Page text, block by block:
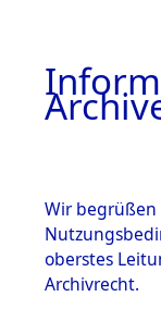
Wir begrüßen
oberstes
Archivrecht.